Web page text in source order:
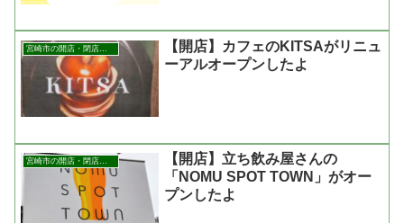
【開店】カフェのKITSAがリニュ
ーアルオープンしたよ
宮崎市の開店・閉店まとめ
【開店】立ち飲み屋さんの
「NOMU SPOT TOWN」がオー
プンしたよ